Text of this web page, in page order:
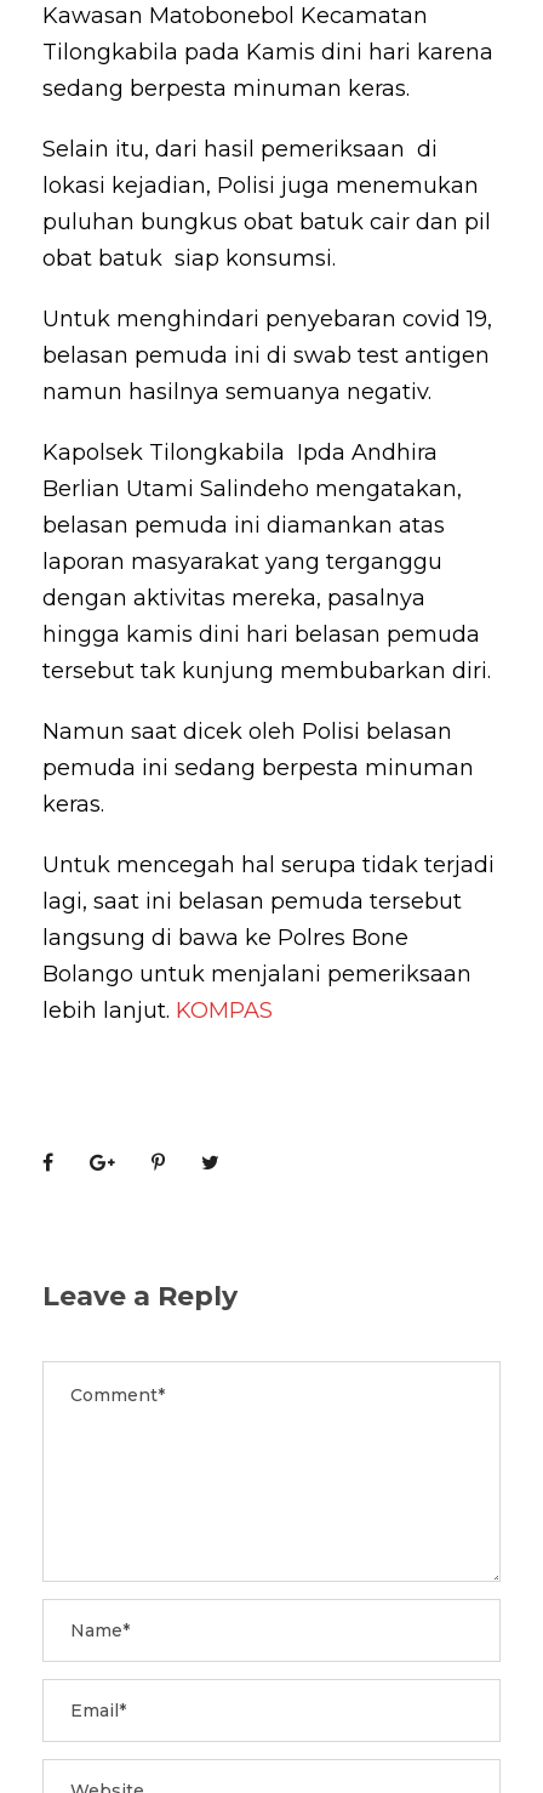
Kawasan Matobonebol Kecamatan
Tilongkabila pada Kamis dini hari karena
sedang berpesta minuman keras.
Selain itu, dari hasil pemeriksaan di
lokasi kejadian, Polisi juga menemukan
puluhan bungkus obat batuk cair dan pil
obat batuk siap konsumsi.
Untuk menghindari penyebaran covid 19,
belasan pemuda ini di swab test antigen
namun hasilnya semuanya negativ.
Kapolsek Tilongkabila Ipda Andhira
Berlian Utami Salindeho mengatakan,
belasan pemuda ini diamankan atas
laporan masyarakat yang terganggu
dengan aktivitas mereka, pasalnya
hingga kamis dini hari belasan pemuda
tersebut tak kunjung membubarkan diri.
Namun saat dicek oleh Polisi belasan
pemuda ini sedang berpesta minuman
keras.
Untuk mencegah hal serupa tidak terjadi
lagi, saat ini belasan pemuda tersebut
langsung di bawa ke Polres Bone
Bolango untuk menjalani pemeriksaan
lebih lanjut. KOMPAS
Leave a Reply